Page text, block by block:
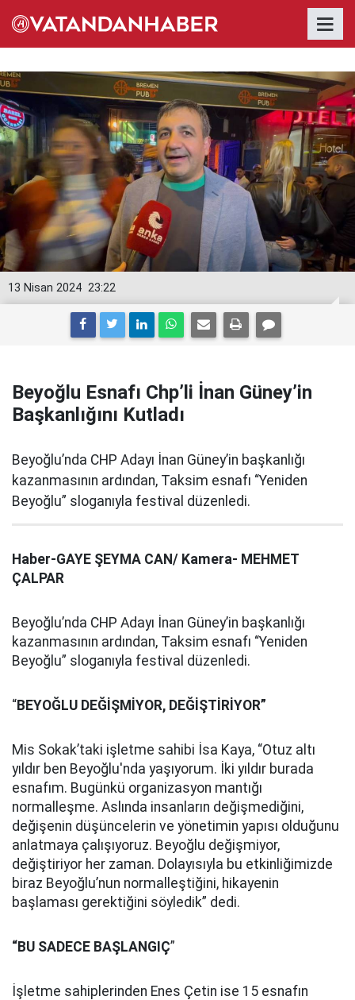
23:22
13 Nisan 2024
Beyoğlu Esnafı Chp’li İnan Güney’in
Başkanlığını Kutladı
Beyoğlu’nda CHP Adayı İnan Güney’in başkanlığı
kazanmasının ardından, Taksim esnafı “Yeniden
Beyoğlu” sloganıyla festival düzenledi.
Haber-GAYE ŞEYMA CAN/ Kamera- MEHMET
ÇALPAR
Beyoğlu’nda CHP Adayı İnan Güney’in başkanlığı
kazanmasının ardından, Taksim esnafı “Yeniden
Beyoğlu” sloganıyla festival düzenledi.
“BEYOĞLU DEĞİŞMİYOR, DEĞİŞTİRİYOR”
Mis Sokak’taki işletme sahibi İsa Kaya, “Otuz altı
yıldır ben Beyoğlu'nda yaşıyorum. İki yıldır burada
esnafım. Bugünkü organizasyon mantığı
normalleşme. Aslında insanların değişmediğini,
değişenin düşüncelerin ve yönetimin yapısı olduğunu
anlatmaya çalışıyoruz. Beyoğlu değişmiyor,
değiştiriyor her zaman. Dolayısıyla bu etkinliğimizde
biraz Beyoğlu’nun normalleştiğini, hikayenin
başlaması gerektiğini söyledik” dedi.
“BU SADECE BAŞLANGIÇ”
İşletme sahiplerinden Enes Çetin ise 15 esnafın